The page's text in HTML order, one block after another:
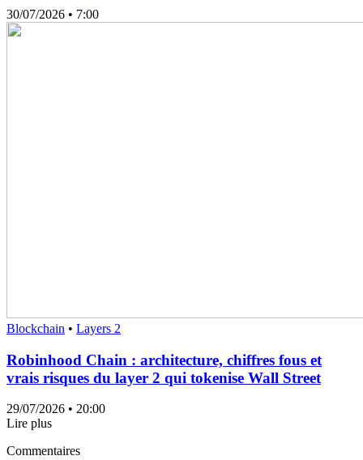
30/07/2026 • 7:00
Blockchain • Layers 2
Robinhood Chain : architecture, chiffres fous et
vrais risques du layer 2 qui tokenise Wall Street
29/07/2026 • 20:00
Lire plus
Commentaires